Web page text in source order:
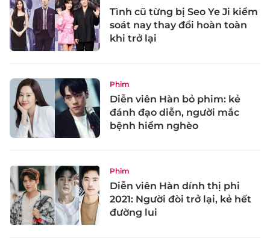
Tình cũ từng bị Seo Ye Ji kiểm
soát nay thay đổi hoàn toàn
khi trở lại
Phim
Diễn viên Hàn bỏ phim: kẻ
đánh đạo diễn, người mắc
bệnh hiểm nghèo
Phim
Diễn viên Hàn dính thị phi
2021: Người đòi trở lại, kẻ hết
đường lui